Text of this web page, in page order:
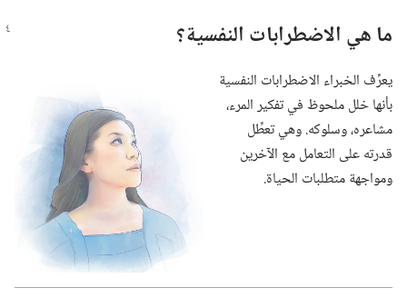
ما هي الاضطرابات النفسية؟‏
يعرِّف الخبراء الاضطرابات النفسية
بأنها خلل ملحوظ في تفكير المرء،‏
مشاعره،‏ وسلوكه.‏ وهي تعطِّل
قدرته على التعامل مع الآخرين
ومواجهة متطلبات الحياة.‏